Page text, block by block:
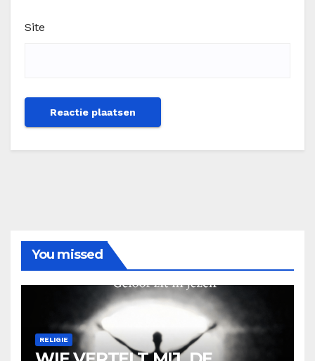
Site
You missed
RELIGIE